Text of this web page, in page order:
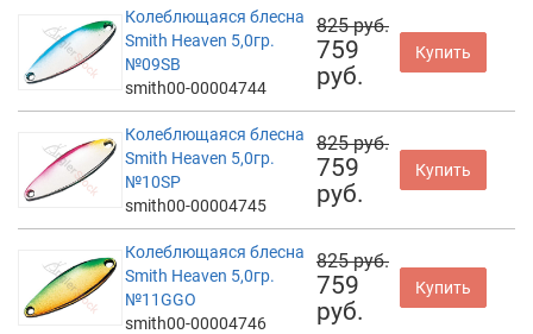
Колеблющаяся блесна
Smith Heaven 5,0гр.
№09SB
smith00-00004744
825 руб.
759
руб.
Купить
Колеблющаяся блесна
Smith Heaven 5,0гр.
№10SP
smith00-00004745
825 руб.
759
руб.
Купить
Колеблющаяся блесна
Smith Heaven 5,0гр.
№11GGO
smith00-00004746
825 руб.
759
руб.
Купить